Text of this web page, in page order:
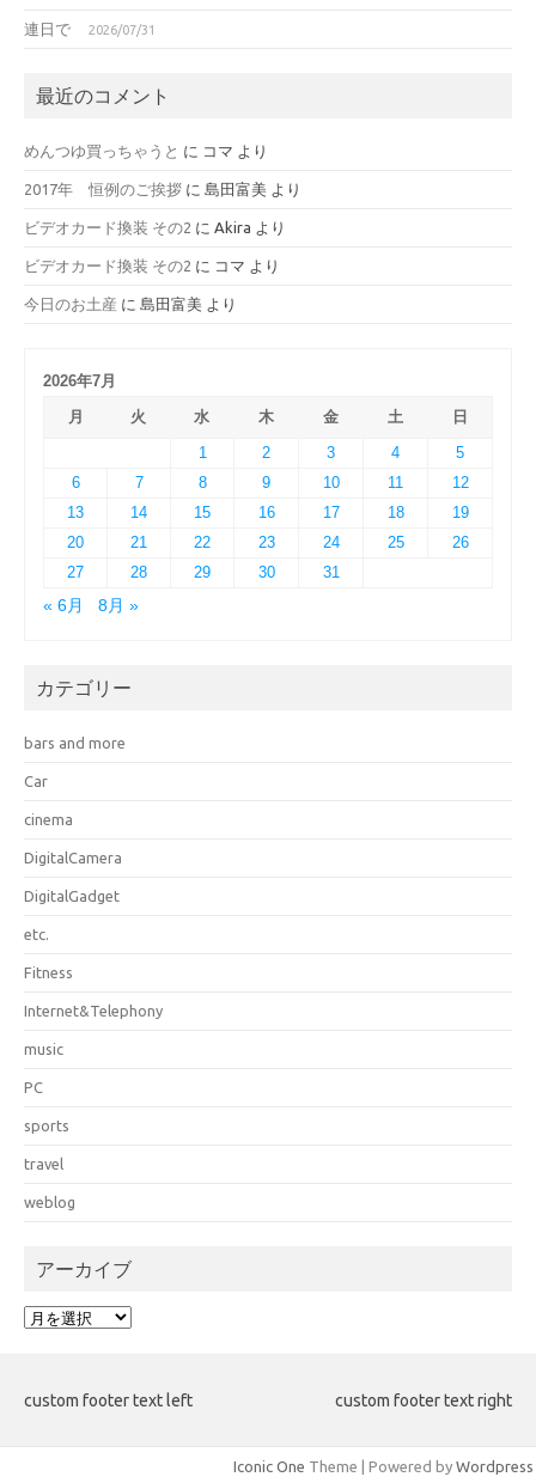
連日で 2026/07/31
最近のコメント
めんつゆ買っちゃうと に コマ より
2017年 恒例のご挨拶 に 島田富美 より
ビデオカード換装 その2 に Akira より
ビデオカード換装 その2 に コマ より
今日のお土産 に 島田富美 より
2026年7月
月
火 水 木 金 土
日
1
2 3 4
5
6
7 8 9 10 11
12
13
14 15 16 17 18
19
20
21 22 23 24 25
26
27
28 29 30
31
« 6月
8月 »
カテゴリー
bars and more
Car
cinema
DigitalCamera
DigitalGadget
etc.
Fitness
Internet&Telephony
music
PC
sports
travel
weblog
アーカイブ
ア
ブ
custom footer text left custom footer text right
Iconic One Theme | Powered by Wordpress